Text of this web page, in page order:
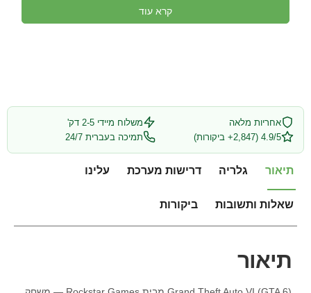
קרא עוד
אחריות מלאה
משלוח מיידי 2-5 דק'
4.9/5 (2,847+ ביקורות)
תמיכה בעברית 24/7
תיאור גלריה דרישות מערכת עלינו
שאלות ותשובות ביקורות
תיאור